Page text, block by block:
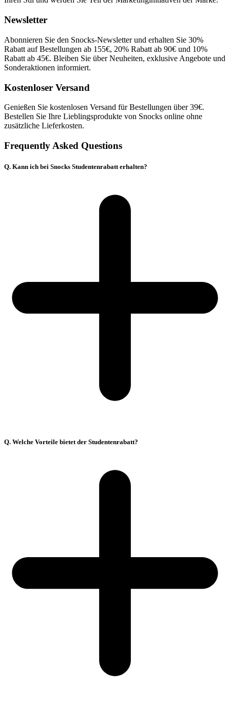
Newsletter
Abonnieren Sie den Snocks-Newsletter und erhalten Sie 30%
Rabatt auf Bestellungen ab 155€, 20% Rabatt ab 90€ und 10%
Rabatt ab 45€. Bleiben Sie über Neuheiten, exklusive Angebote und
Sonderaktionen informiert.
Kostenloser Versand
Genießen Sie kostenlosen Versand für Bestellungen über 39€.
Bestellen Sie Ihre Lieblingsprodukte von Snocks online ohne
zusätzliche Lieferkosten.
Frequently Asked Questions
Q. Kann ich bei Snocks Studentenrabatt erhalten?
Q. Welche Vorteile bietet der Studentenrabatt?